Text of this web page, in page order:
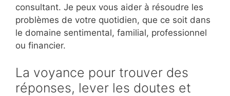
consultant. Je peux vous aider à résoudre les
problèmes de votre quotidien, que ce soit dans
le domaine sentimental, familial, professionnel
ou financier.
La voyance pour trouver des
réponses, lever les doutes et